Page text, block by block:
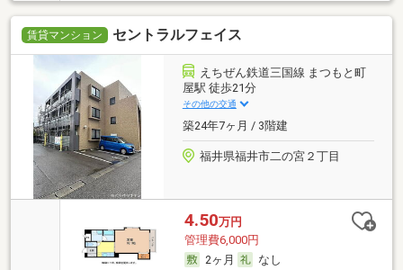
賃貸マンション セントラルフェイス
えちぜん鉄道三国線 まつもと町
屋駅 徒歩21分
その他の交通
築24年7ヶ月 / 3階建
福井県福井市二の宮２丁目
4.50万円
管理費6,000円
2ヶ月
なし